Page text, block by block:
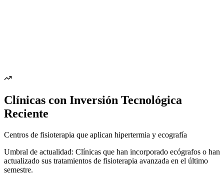
Clínicas con Inversión Tecnológica
Reciente
Centros de fisioterapia que aplican hipertermia y ecografía
Umbral de actualidad: Clínicas que han incorporado ecógrafos o han
actualizado sus tratamientos de fisioterapia avanzada en el último
semestre.